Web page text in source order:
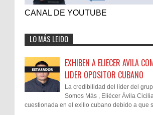
CANAL DE YOUTUBE
LO MÁS LEIDO
EXHIBEN A ELIECER AVILA
LIDER OPOSITOR CUBANO
La credibilidad del líder del
Somos Más , Eliécer Ávila
cuestionada en el exilio cubano debido a que